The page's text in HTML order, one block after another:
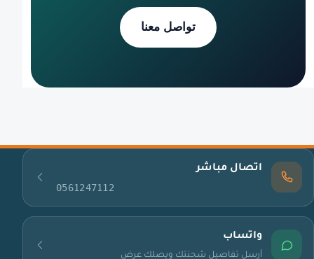
تواصل معنا
اتصال مباشر
0561247112
واتساب
أرسل تفاصيل شحنتك ويصلك عرض